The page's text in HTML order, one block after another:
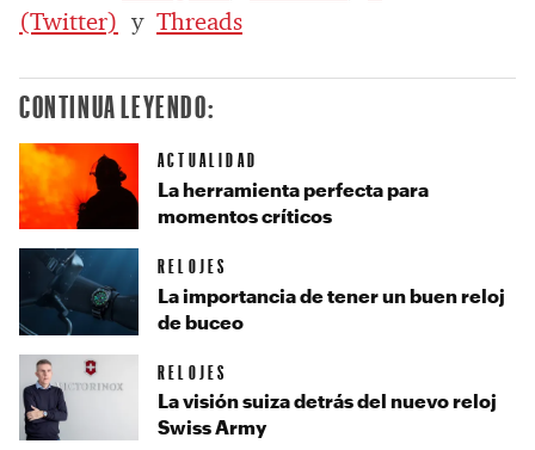
(Twitter) y Threads
CONTINUA LEYENDO:
ACTUALIDAD
La herramienta perfecta para
momentos críticos
RELOJES
La importancia de tener un buen reloj
de buceo
RELOJES
La visión suiza detrás del nuevo reloj
Swiss Army